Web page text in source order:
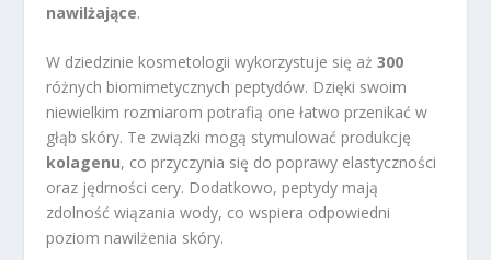
nawilżające.
W dziedzinie kosmetologii wykorzystuje się aż300
różnych biomimetycznych peptydów. Dzięki swoim
niewielkim rozmiarom potrafią one łatwo przenikać w
głąb skóry. Te związki mogą stymulować produkcję
kolagenu, co przyczynia się do poprawy elastyczności
oraz jędrności cery. Dodatkowo, peptydy mają
zdolność wiązania wody, co wspiera odpowiedni
poziom nawilżenia skóry.